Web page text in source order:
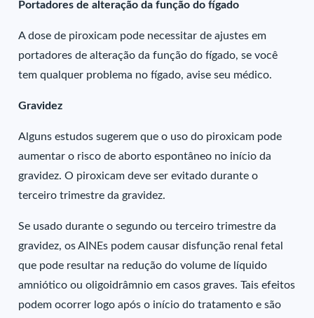
Portadores de alteração da função do fígado
A dose de piroxicam pode necessitar de ajustes em
portadores de alteração da função do fígado, se você
tem qualquer problema no fígado, avise seu médico.
Gravidez
Alguns estudos sugerem que o uso do piroxicam pode
aumentar o risco de aborto espontâneo no início da
gravidez. O piroxicam deve ser evitado durante o
terceiro trimestre da gravidez.
Se usado durante o segundo ou terceiro trimestre da
gravidez, os AINEs podem causar disfunção renal fetal
que pode resultar na redução do volume de líquido
amniótico ou oligoidrâmnio em casos graves. Tais efeitos
podem ocorrer logo após o início do tratamento e são